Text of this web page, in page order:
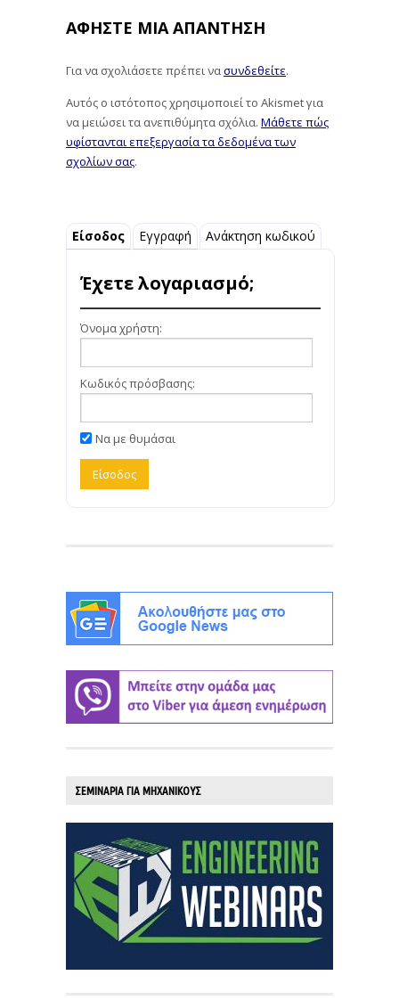
ΑΦΉΣΤΕ ΜΙΑ ΑΠΆΝΤΗΣΗ
Για να σχολιάσετε πρέπει νασυνδεθείτε.
Αυτός ο ιστότοπος χρησιμοποιεί το Akismet για
να μειώσει τα ανεπιθύμητα σχόλια. Μάθετε πώς
υφίστανται επεξεργασία τα δεδομένα των
σχολίων σας.
Είσοδος Εγγραφή Ανάκτηση κωδικού
Έχετε λογαριασμό;
Όνομα χρήστη:
Κωδικός πρόσβασης:
Να με θυμάσαι
ΣΕΜΙΝΑΡΙΑ ΓΙΑ ΜΗΧΑΝΙΚΟΥΣ